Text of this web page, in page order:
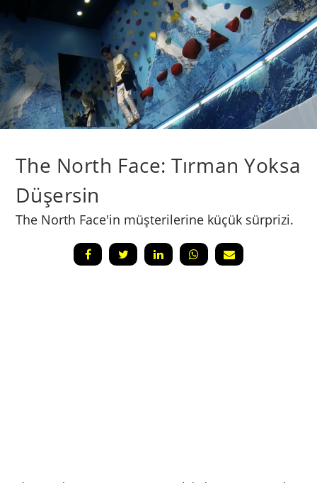
The North Face: Tırman Yoksa
Düşersin
The North Face'in müşterilerine küçük sürprizi.